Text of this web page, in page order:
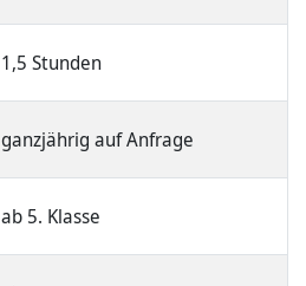
1,5 Stunden
ganzjährig auf Anfrage
ab 5. Klasse